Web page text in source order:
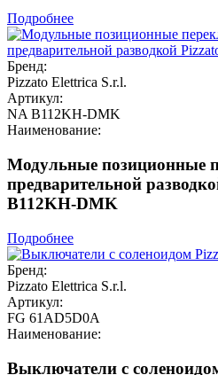
Подробнее
Бренд:
Pizzato Elettrica S.r.l.
Артикул:
NA B112KH-DMK
Наименование:
Модульные позиционные
предварительной
B112KH-DMK
Подробнее
Бренд:
Pizzato Elettrica S.r.l.
Артикул:
FG 61AD5D0A
Наименование:
Выключатели с